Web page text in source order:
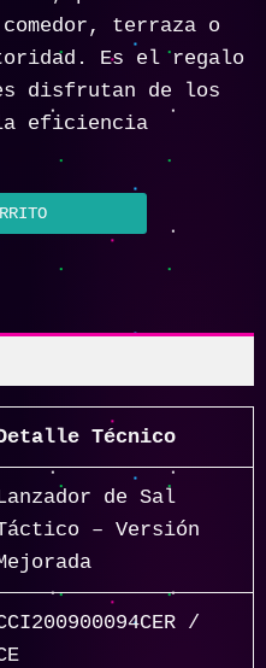
terraza o
Es el regalo
disfrutan de los
eficiencia
Técnico
de Sal
– Versión
/